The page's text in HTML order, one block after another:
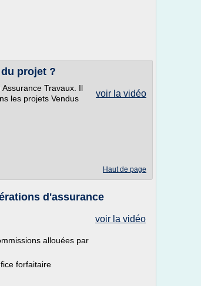
projet ?
voir la vidéo
Travaux. Il
les projets Vendus
Haut de page
d'assurance
voir la vidéo
allouées par
forfaitaire